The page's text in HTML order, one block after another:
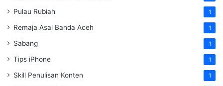
Pulau Rubiah 1
Remaja Asal Banda Aceh 1
Sabang 1
Tips iPhone 1
Skill Penulisan Konten 1